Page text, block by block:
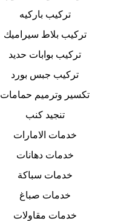
تركيب باركيه
تركيب بلاط سيراميك
تركيب بوابات حديد
تركيب جبس بورد
تكسير وترميم حمامات
تنجيد كنب
خدمات الامارات
خدمات دهانات
خدمات سباكة
خدمات صباغ
خدمات مقاولات